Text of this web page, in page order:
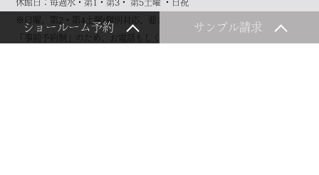
ショールーム予約 サンプル請求
休館日：毎週水・第1・第3・ 第5土曜 ・日祝
※日曜、第2・第4土曜(個別対応、要お問い合わせ)
「事前予約制」のため、お電話もしくは、お問い合わせフォームからご連